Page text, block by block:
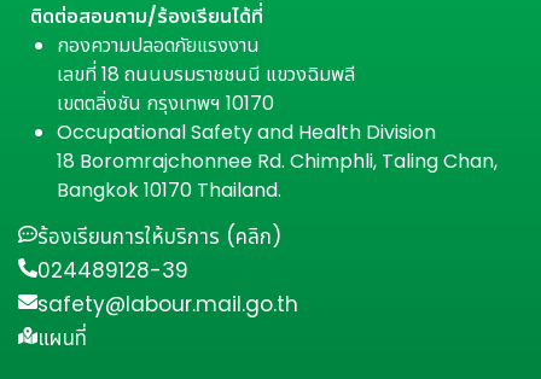
ติดต่อสอบถาม/ร้องเรียนได้ที่
กองความปลอดภัยแรงงาน
เลขที่ 18 ถนนบรมราชชนนี แขวงฉิมพลี
เขตตลิ่งชัน กรุงเทพฯ 10170
Occupational Safety and Health Division
18 Boromrajchonnee Rd. Chimphli, Taling Chan,
Bangkok 10170 Thailand.
ร้องเรียนการให้บริการ (คลิก)
024489128-39
safety@labour.mail.go.th
แผนที่